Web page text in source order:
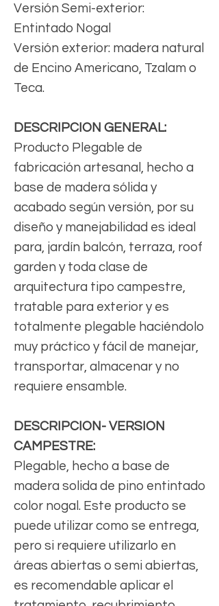
Versión Semi-exterior:
Entintado Nogal
Versión exterior: madera natural
de Encino Americano, Tzalam o
Teca.
DESCRIPCION GENERAL:
Producto Plegable de
fabricación artesanal, hecho a
base de madera sólida y
acabado según versión, por su
diseño y manejabilidad es ideal
para, jardín balcón, terraza, roof
garden y toda clase de
arquitectura tipo campestre,
tratable para exterior y es
totalmente plegable haciéndolo
muy práctico y fácil de manejar,
transportar, almacenar y no
requiere ensamble.
DESCRIPCION- VERSION
CAMPESTRE:
Plegable, hecho a base de
madera solida de pino entintado
color nogal. Este producto se
puede utilizar como se entrega,
pero si requiere utilizarlo en
áreas abiertas o semi abiertas,
es recomendable aplicar el